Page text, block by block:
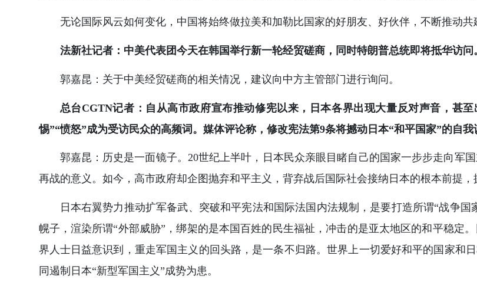
无论国际风云如何变化，中国将始终做拉美和加勒比国家的好朋友、好伙伴，不断推动
法新社记者：中美代表团今天在韩国举行新一轮经贸磋商，同时特朗普总统即将抵华访
郭嘉昆：关于中美经贸磋商的相关情况，建议向中方主管部门进行询问。
总台CGTN记者：自从高市政府宣布推动修宪以来，日本各界出现大量反对声音，甚
惕”“愤怒”成为受访民众的高频词。媒体评论称，修改宪法第9条将撼动日本“和平国家”的自
郭嘉昆：历史是一面镜子。20世纪上半叶，日本民众亲眼目睹自己的国家一步步走向军
再战的意义。如今，高市政府却企图抛弃和平主义，背弃战后国际社会接纳日本的根本前提，
日本右翼势力推动扩军备武、突破和平宪法和国际法国内法规制，是要打造所谓“战争
幌子，渲染所谓“外部威胁”，绑架的是本国百姓的民生福祉，冲击的是亚太地区的和平稳定
界人士日益意识到，重走军国主义的回头路，是一条不归路。世界上一切爱好和平的国家和
同遏制日本“新型军国主义”成势为患。